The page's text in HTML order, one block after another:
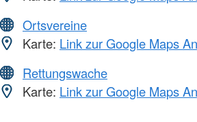
Ortsvereine
Karte: Link zur Google Maps
Rettungswache
Karte: Link zur Google Maps